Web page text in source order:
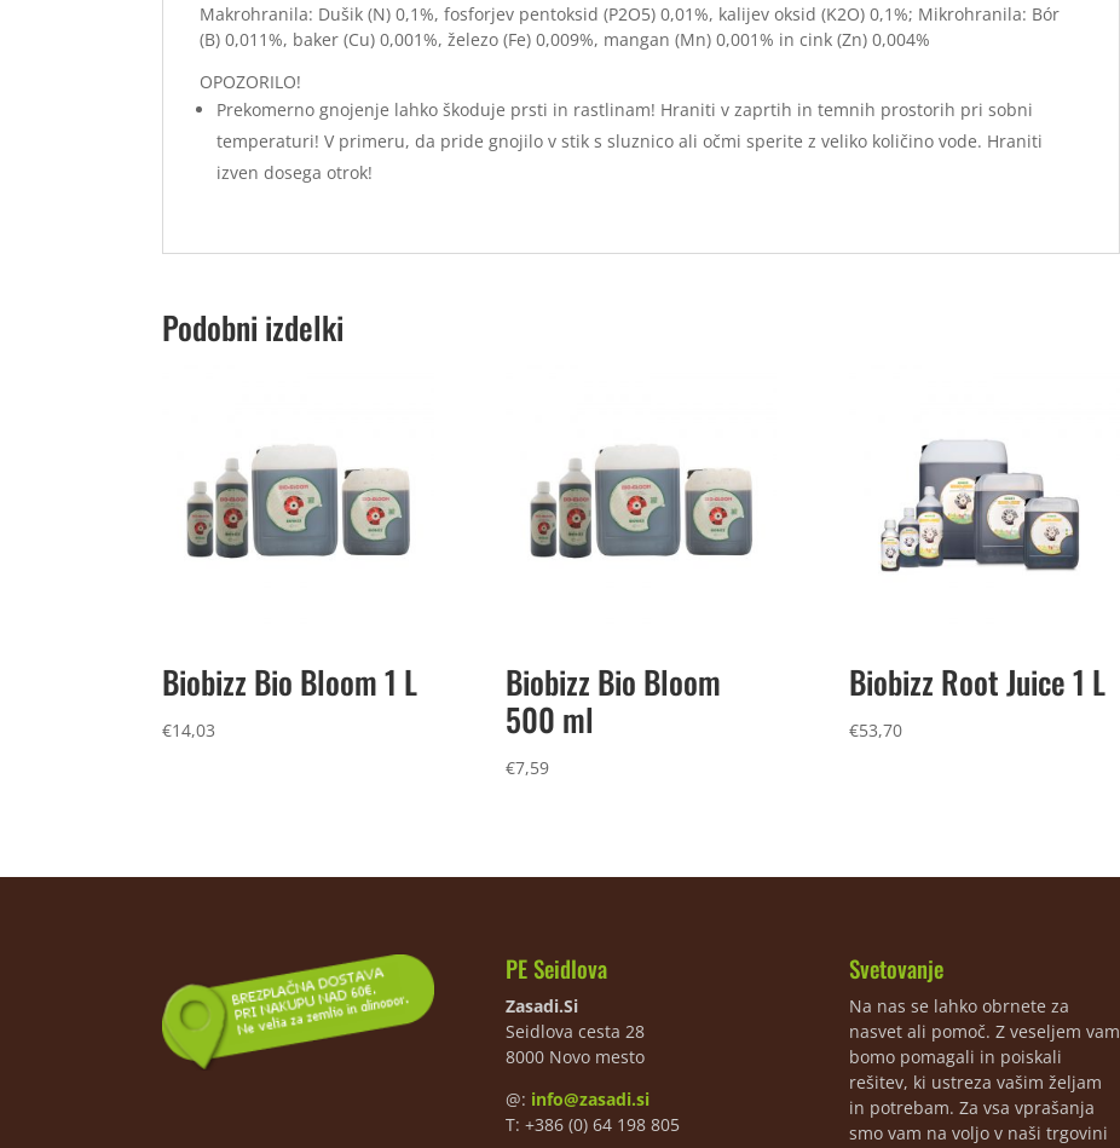
Makrohranila: Dušik (N) 0,1%, fosforjev pentoksid (P2O5) 0,01%, kalijev oksid (K2O) 0,1%; Mikrohranila: Bór
(B) 0,011%, baker (Cu) 0,001%, železo (Fe) 0,009%, mangan (Mn) 0,001% in cink (Zn) 0,004%
OPOZORILO!
Prekomerno gnojenje lahko škoduje prsti in rastlinam! Hraniti v zaprtih in temnih prostorih pri sobni
temperaturi! V primeru, da pride gnojilo v stik s sluznico ali očmi sperite z veliko količino vode. Hraniti
izven dosega otrok!
Podobni izdelki
Biobizz Bio Bloom 1 L
€14,03
Biobizz Bio Bloom
500 ml
€7,59
Biobizz Root Juice 1 L
€53,70
PE Seidlova
Zasadi.Si
Seidlova cesta 28
8000 Novo mesto
@: info@zasadi.si
T: +386 (0) 64 198 805
Svetovanje
Na nas se lahko obrnete za
nasvet ali pomoč. Z veseljem vam
bomo pomagali in poiskali
rešitev, ki ustreza vašim željam
in potrebam. Za vsa vprašanja
smo vam na voljo v naši trgovini